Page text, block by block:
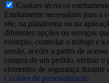
Cookies técnicos
Estritamente necessários para a
site, na plataforma ou na
diferentes opções ou serviços
exemplo, controlar o tráfego e a
sessão, aceder a partes de
compra de um pedido, efetuar
elementos de segurança durante
Cookies de personalização